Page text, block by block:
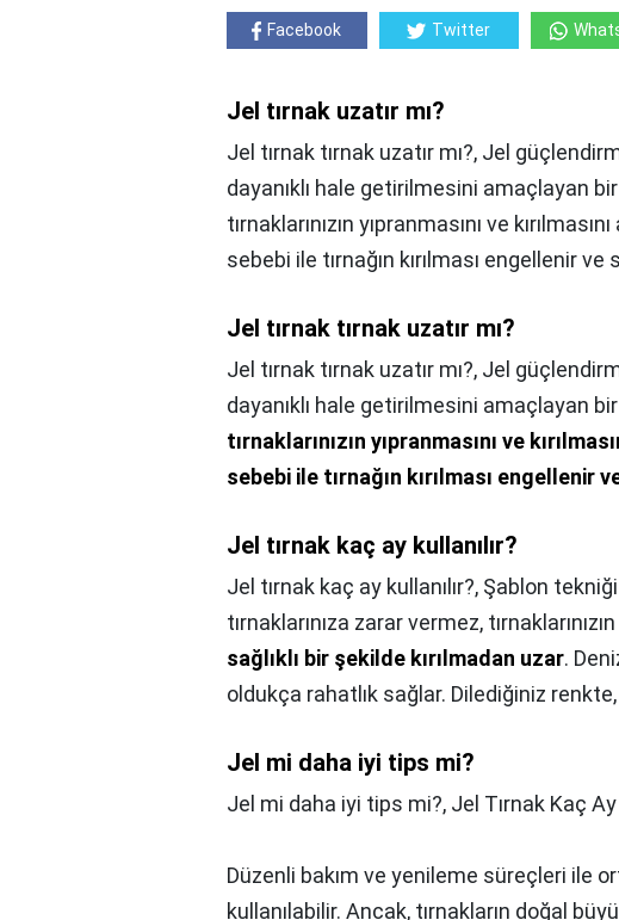
Facebook Twitter
Jel tırnak uzatır mı?
Jel tırnak tırnak uzatır mı?, Jel
dayanıklı hale getirilmesini amaçlayan
tırnaklarınızın yıpranmasını ve
sebebi ile tırnağın kırılması engellenir ve
Jel tırnak tırnak uzatır mı?
Jel tırnak tırnak uzatır mı?, Jel
dayanıklı hale getirilmesini amaçlayan
tırnaklarınızın yıpranmasını ve
sebebi ile tırnağın kırılması engellenir
Jel tırnak kaç ay kullanılır?
Jel tırnak kaç ay kullanılır?, Şablon
tırnaklarınıza zarar vermez,
sağlıklı bir şekilde kırılmadan uzar.
oldukça rahatlık sağlar. Dilediğiniz
Jel mi daha iyi tips mi?
Jel mi daha iyi tips mi?, Jel Tırnak Kaç Ay
Düzenli bakım ve yenileme süreçleri ile
kullanılabilir. Ancak, tırnakların doğal